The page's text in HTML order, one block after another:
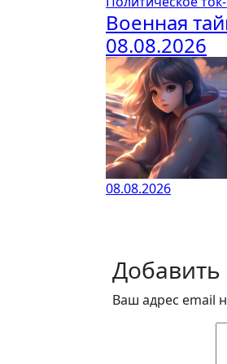
Военная
08.08.2026
08.08.2026
Ваш адрес email